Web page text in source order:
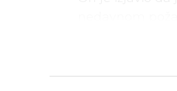
Prema